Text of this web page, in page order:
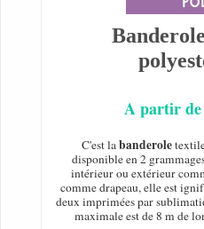
A partir de
C'est labanderole
disponible en 2
intérieur ou extérieur
comme drapeau, elle est
deux imprimées par
maximale est de 8 m de